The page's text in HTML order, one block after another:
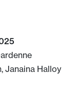
Janaina Halloy